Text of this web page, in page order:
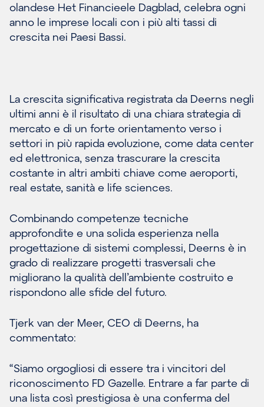
olandese Het Financieele Dagblad, celebra ogni
anno le imprese locali con i più alti tassi di
crescita nei Paesi Bassi.
La crescita significativa registrata da Deerns negli
ultimi anni è il risultato di una chiara strategia di
mercato e di un forte orientamento verso i
settori in più rapida evoluzione, come data center
ed elettronica, senza trascurare la crescita
costante in altri ambiti chiave come aeroporti,
real estate, sanità e life sciences.
Combinando competenze tecniche
approfondite e una solida esperienza nella
progettazione di sistemi complessi, Deerns è in
grado di realizzare progetti trasversali che
migliorano la qualità dell’ambiente costruito e
rispondono alle sfide del futuro.
Tjerk van der Meer, CEO di Deerns, ha
commentato:
“Siamo orgogliosi di essere tra i vincitori del
riconoscimento FD Gazelle. Entrare a far parte di
una lista così prestigiosa è una conferma del